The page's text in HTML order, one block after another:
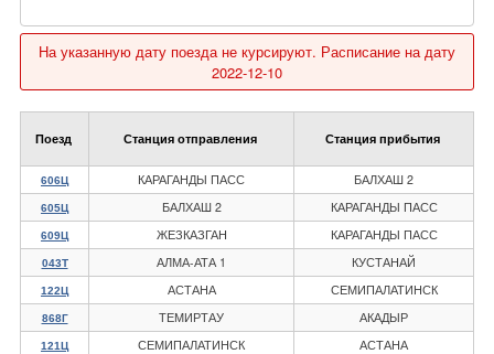
На указанную дату поезда не курсируют. Расписание на дату
2022-12-10
Поезд Станция отправления Станция прибытия
606Ц КАРАГАНДЫ ПАСС БАЛХАШ 2
605Ц БАЛХАШ 2 КАРАГАНДЫ ПАСС
609Ц ЖЕЗКАЗГАН КАРАГАНДЫ ПАСС
043Т АЛМА-АТА 1 КУСТАНАЙ
122Ц АСТАНА СЕМИПАЛАТИНСК
868Г ТЕМИРТАУ АКАДЫР
121Ц СЕМИПАЛАТИНСК АСТАНА